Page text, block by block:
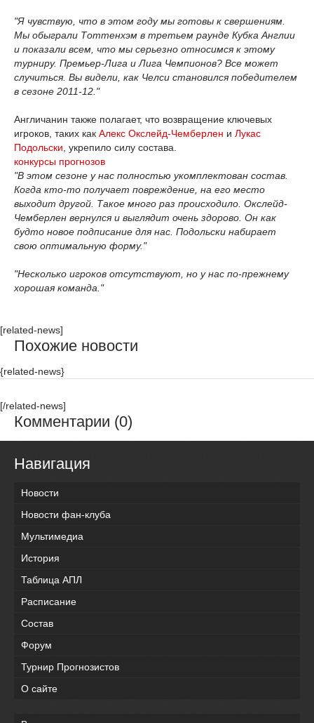
"Я чувствую, что в этом году мы готовы к свершениям.
Мы обыграли Тоттенхэм в третьем раунде Кубка Англии
и показали всем, что мы серьезно относимся к этому
турниру. Премьер-Лига и Лига Чемпионов? Все может
случиться. Вы видели, как Челси становился победителем
в сезоне 2011-12."
Англичанин также полагает, что возвращение ключевых
игроков, таких как Алекс Окслейд-Чемберлен и Лукас
Подольски, укрепило силу состава.
конкурсы прогнозов
"В этом сезоне у нас полностью укомплектован состав.
Когда кто-то получает повреждение, на его место
выходит другой. Такое много раз происходило. Окслейд-
Чемберлен вернулся и выглядит очень здорово. Он как
будто новое подписание для нас. Подольски набирает
свою оптимальную форму."
"Несколько игроков отсутствуют, но у нас по-прежнему
хорошая команда."
[related-news]
Похожие новости
{related-news}
[/related-news]
Комментарии (0)
Навигация
Новости
Новости фан-клуба
Мультимедиа
История
Таблица АПЛ
Расписание
Состав
Форум
Турнир Прогнозистов
О сайте